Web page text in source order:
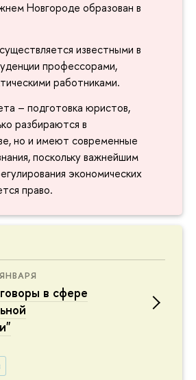
Новгороде образован в
известными в
профессорами,
работниками.
– подготовка юристов,
разбираются в
но и имеют современные
поскольку важнейшим
экономических
право.
в сфере